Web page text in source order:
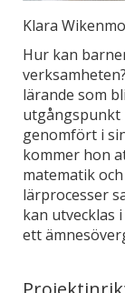
Klara Wikenmo
Hur kan
lärande som
utgångspunkt
genomfört i
kommer hon
matematik
lärprocesser
kan utvecklas
ett